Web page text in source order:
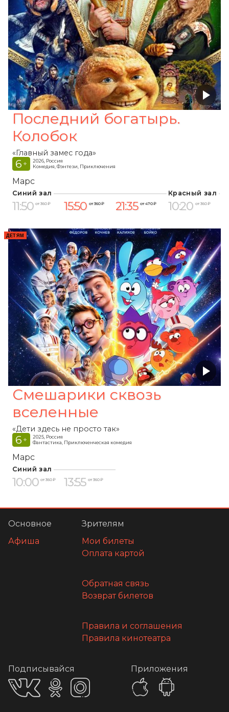
Последний богатырь.
Колобок
«Главный замес года»
6 +
2026, Россия
Комедия, Фэнтези, Приключения
Марс
Синий зал
11:50 от 360 ₽ 15:50 от 360 ₽ 21:35 от 470 ₽
Красный зал
10:20 от 360 ₽
ДЕТЯМ
Смешарики сквозь
вселенные
«Дети здесь не просто так»
6 +
2025, Россия
Фантастика, Приключенческая комедия
Марс
Синий зал
10:00 от 360 ₽ 13:55 от 360 ₽
Основное
Афиша
Зрителям
Мои билеты
Оплата картой
Обратная связь
Возврат билетов
Правила и соглашения
Правила кинотеатра
Подписывайся Приложения